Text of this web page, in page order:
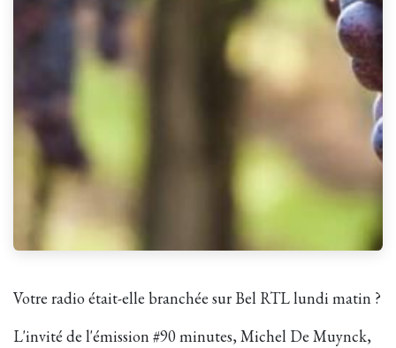
Votre radio était-elle branchée sur Bel RTL lundi matin ?
L'invité de l'émission #90 minutes, Michel De Muynck,